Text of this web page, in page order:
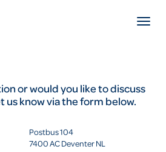
or would you like to discuss
us know via the form below.
Postbus 104
7400 AC Deventer NL